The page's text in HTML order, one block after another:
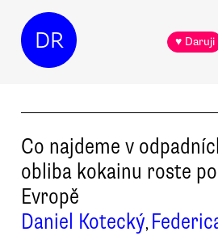
DR ♥ Daruji
Co najdeme v
obliba kokainu roste
Evropě
Daniel Kotecký,